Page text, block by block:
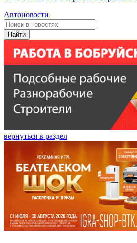
Автоновости
Найти
вернуться в раздел